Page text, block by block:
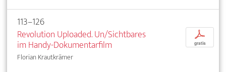
113–126
Revolution Uploaded. Un/Sichtbares
im Handy-Dokumentarfilm
Florian Krautkrämer
p
gratis